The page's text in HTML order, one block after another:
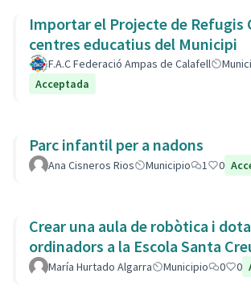
Importar el Projecte de Refugis
centres educatius del Municipi
F.A.C Federació Ampas de Calafell
Acceptada
Parc infantil per a nadons
Ana Cisneros Rios Municipio 1 0
Crear una aula de robòtica i
ordinadors a la Escola Santa
María Hurtado Algarra Municipio 0 0